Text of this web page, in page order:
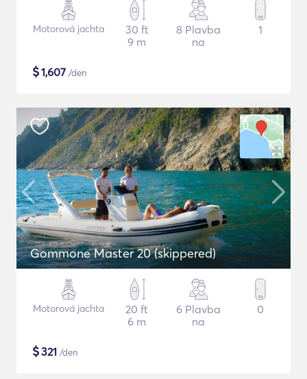
Motorová jachta
30 ft
9 m
8 Plavba
na
1
$1,607 /den
Gommone Master 20 (skippered)
Motorová jachta
20 ft
6 m
6 Plavba
na
0
$321 /den